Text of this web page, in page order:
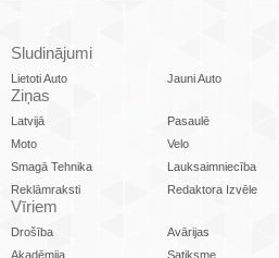
Sludinājumi
Lietoti Auto Jauni Auto
Ziņas
Latvijā Pasaulē
Moto
Velo
Smagā Tehnika
Lauksaimniecība
Reklāmraksti
Redaktora Izvēle
Vīriem
Drošība Avārijas
Akadēmija
Satiksme